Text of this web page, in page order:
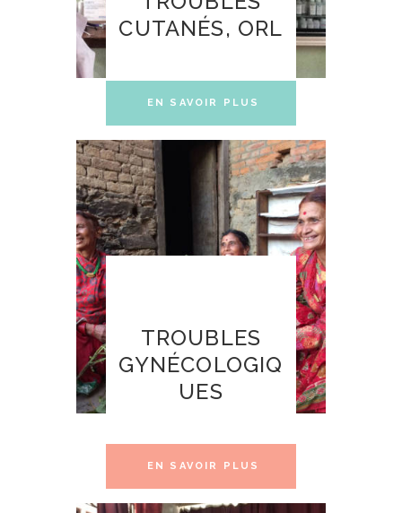
CUTANÉS, ORL
EN SAVOIR PLUS
TROUBLES
GYNÉCOLOGIQ
UES
EN SAVOIR PLUS